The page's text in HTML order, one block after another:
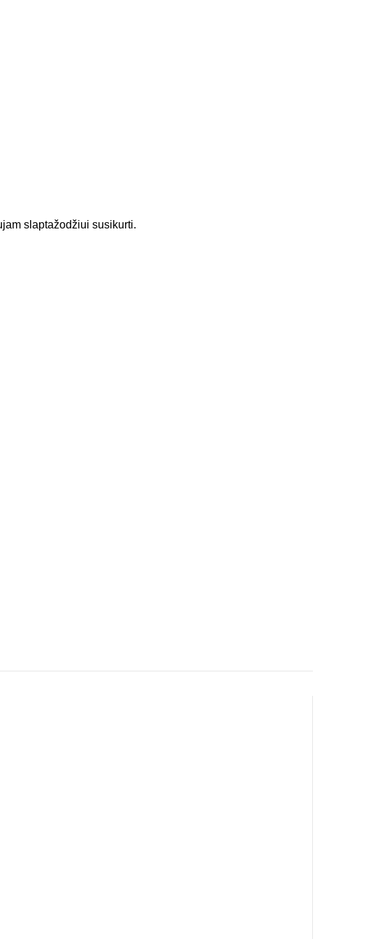
slaptažodžiui susikurti.